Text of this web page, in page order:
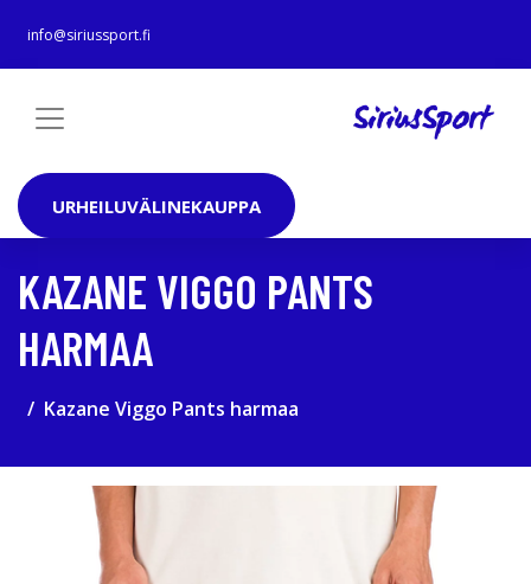
info@siriussport.fi
URHEILUVÄLINEKAUPPA
KAZANE VIGGO PANTS
HARMAA
Kazane Viggo Pants harmaa